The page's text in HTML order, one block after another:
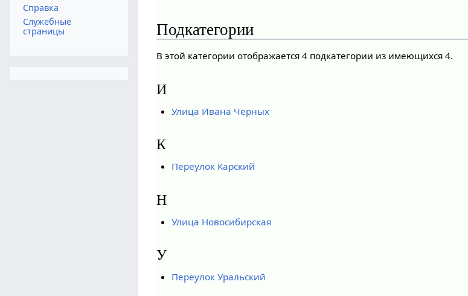
Подкатегории
В этой категории отображается 4 подкатегории из имеющихся 4.
И
Улица Ивана Черных
К
Переулок Карский
Н
Улица Новосибирская
У
Переулок Уральский
Справка
Служебные
страницы